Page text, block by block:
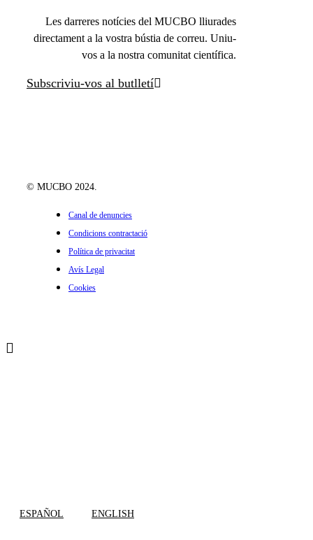
Les darreres notícies del MUCBO lliurades
directament a la vostra bústia de correu. Uniu-
vos a la nostra comunitat científica.
Subscriviu-vos al butlletí
© MUCBO 2024.
Canal de denuncies
Condicions contractació
Política de privacitat
Avís Legal
Cookies
ESPAÑOL ENGLISH